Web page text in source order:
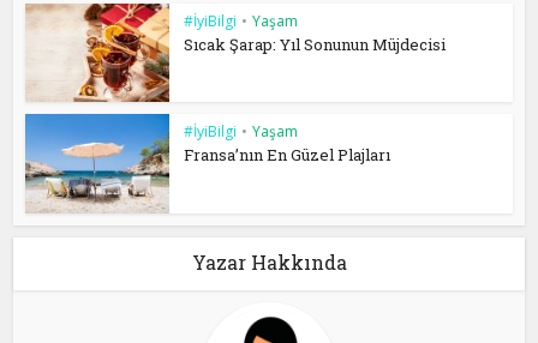
#İyiBilgi • Yaşam
Sıcak Şarap: Yıl Sonunun Müjdecisi
#İyiBilgi • Yaşam
Fransa’nın En Güzel Plajları
Yazar Hakkında